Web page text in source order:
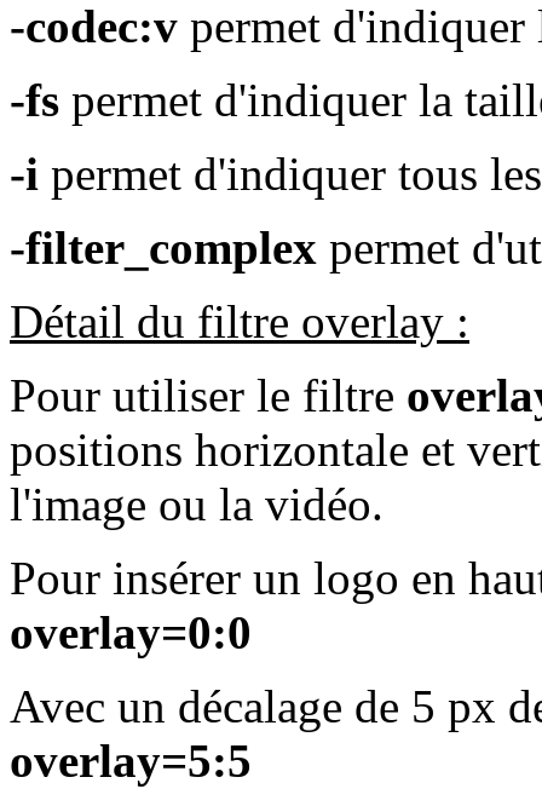
-codec:v permet
-fs permet d'indiquer la
-i permet d'indiquer tous
-filter_complex permet
Détail du filtre overlay :
Pour utiliser le filtre
positions horizontale et
l'image ou la vidéo.
Pour insérer un logo en
overlay=0:0
Avec un décalage de 5 px
overlay=5:5